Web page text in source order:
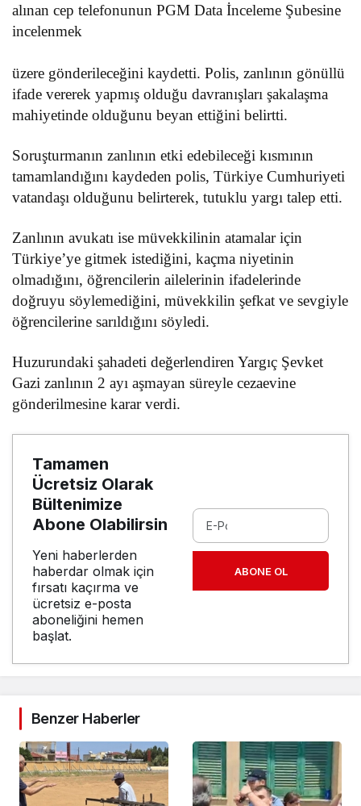
alınan cep telefonunun PGM Data İnceleme Şubesine
incelenmek
üzere gönderileceğini kaydetti. Polis, zanlının gönüllü
ifade vererek yapmış olduğu davranışları şakalaşma
mahiyetinde olduğunu beyan ettiğini belirtti.
Soruşturmanın zanlının etki edebileceği kısmının
tamamlandığını kaydeden polis, Türkiye Cumhuriyeti
vatandaşı olduğunu belirterek, tutuklu yargı talep etti.
Zanlının avukatı ise müvekkilinin atamalar için
Türkiye’ye gitmek istediğini, kaçma niyetinin
olmadığını, öğrencilerin ailelerinin ifadelerinde
doğruyu söylemediğini, müvekkilin şefkat ve sevgiyle
öğrencilerine sarıldığını söyledi.
Huzurundaki şahadeti değerlendiren Yargıç Şevket
Gazi zanlının 2 ayı aşmayan süreyle cezaevine
gönderilmesine karar verdi.
Tamamen
Ücretsiz Olarak
Bültenimize
Abone Olabilirsin
Yeni haberlerden
haberdar olmak için
fırsatı kaçırma ve
ücretsiz e-posta
aboneliğini hemen
başlat.
ABONE OL
Benzer Haberler